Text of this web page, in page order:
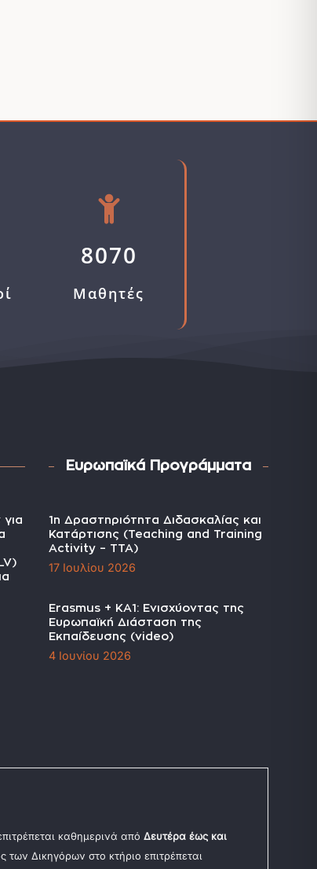
8070
Μαθητές
Ευρωπαϊκά Προγράμματα
1η Δραστηριότητα Διδασκαλίας και
Κατάρτισης (Teaching and Training
Activity – TTA)
17 Ιουλίου 2026
Erasmus + KA1: Ενισχύοντας της
Ευρωπαϊκή Διάσταση της
Εκπαίδευσης (video)
4 Ιουνίου 2026
καθημερινά από Δευτέρα έως και
των Δικηγόρων στο κτήριο επιτρέπεται